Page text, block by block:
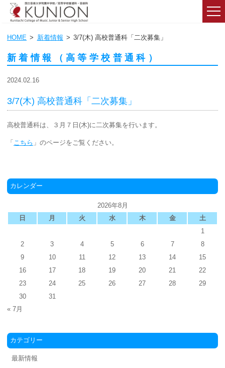
HOME 新着情報 3/7(木) 高校普通科「二次募集」
新着情報（高等学校普通科）
2024.02.16
3/7(木) 高校普通科「二次募集」
高校普通科は、３月７日(木)に二次募集を行います。
「 こちら 」のページをご覧ください。
カレンダー
2026年8月
日
月 火 水 木 金
土
1
2
3 4 5 6 7
8
9
10 11 12 13 14
15
16
17 18 19 20 21
22
23
24 25 26 27 28
29
30
31
« 7月
カテゴリー
最新情報